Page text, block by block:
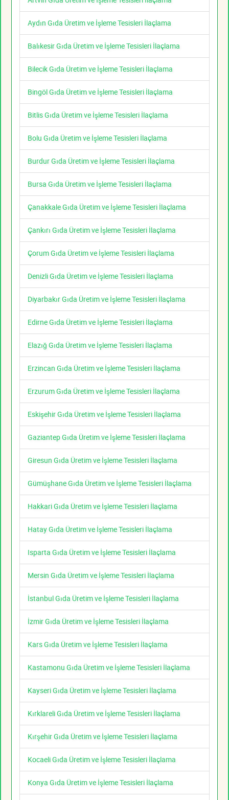
Aydın Gıda Üretim ve İşleme Tesisleri İlaçlama
Balıkesir Gıda Üretim ve İşleme Tesisleri İlaçlama
Bilecik Gıda Üretim ve İşleme Tesisleri İlaçlama
Bingöl Gıda Üretim ve İşleme Tesisleri İlaçlama
Bitlis Gıda Üretim ve İşleme Tesisleri İlaçlama
Bolu Gıda Üretim ve İşleme Tesisleri İlaçlama
Burdur Gıda Üretim ve İşleme Tesisleri İlaçlama
Bursa Gıda Üretim ve İşleme Tesisleri İlaçlama
Çanakkale Gıda Üretim ve İşleme Tesisleri İlaçlama
Çankırı Gıda Üretim ve İşleme Tesisleri İlaçlama
Çorum Gıda Üretim ve İşleme Tesisleri İlaçlama
Denizli Gıda Üretim ve İşleme Tesisleri İlaçlama
Diyarbakır Gıda Üretim ve İşleme Tesisleri İlaçlama
Edirne Gıda Üretim ve İşleme Tesisleri İlaçlama
Elazığ Gıda Üretim ve İşleme Tesisleri İlaçlama
Erzincan Gıda Üretim ve İşleme Tesisleri İlaçlama
Erzurum Gıda Üretim ve İşleme Tesisleri İlaçlama
Eskişehir Gıda Üretim ve İşleme Tesisleri İlaçlama
Gaziantep Gıda Üretim ve İşleme Tesisleri İlaçlama
Giresun Gıda Üretim ve İşleme Tesisleri İlaçlama
Gümüşhane Gıda Üretim ve İşleme Tesisleri İlaçlama
Hakkari Gıda Üretim ve İşleme Tesisleri İlaçlama
Hatay Gıda Üretim ve İşleme Tesisleri İlaçlama
Isparta Gıda Üretim ve İşleme Tesisleri İlaçlama
Mersin Gıda Üretim ve İşleme Tesisleri İlaçlama
İstanbul Gıda Üretim ve İşleme Tesisleri İlaçlama
İzmir Gıda Üretim ve İşleme Tesisleri İlaçlama
Kars Gıda Üretim ve İşleme Tesisleri İlaçlama
Kastamonu Gıda Üretim ve İşleme Tesisleri İlaçlama
Kayseri Gıda Üretim ve İşleme Tesisleri İlaçlama
Kırklareli Gıda Üretim ve İşleme Tesisleri İlaçlama
Kırşehir Gıda Üretim ve İşleme Tesisleri İlaçlama
Kocaeli Gıda Üretim ve İşleme Tesisleri İlaçlama
Konya Gıda Üretim ve İşleme Tesisleri İlaçlama